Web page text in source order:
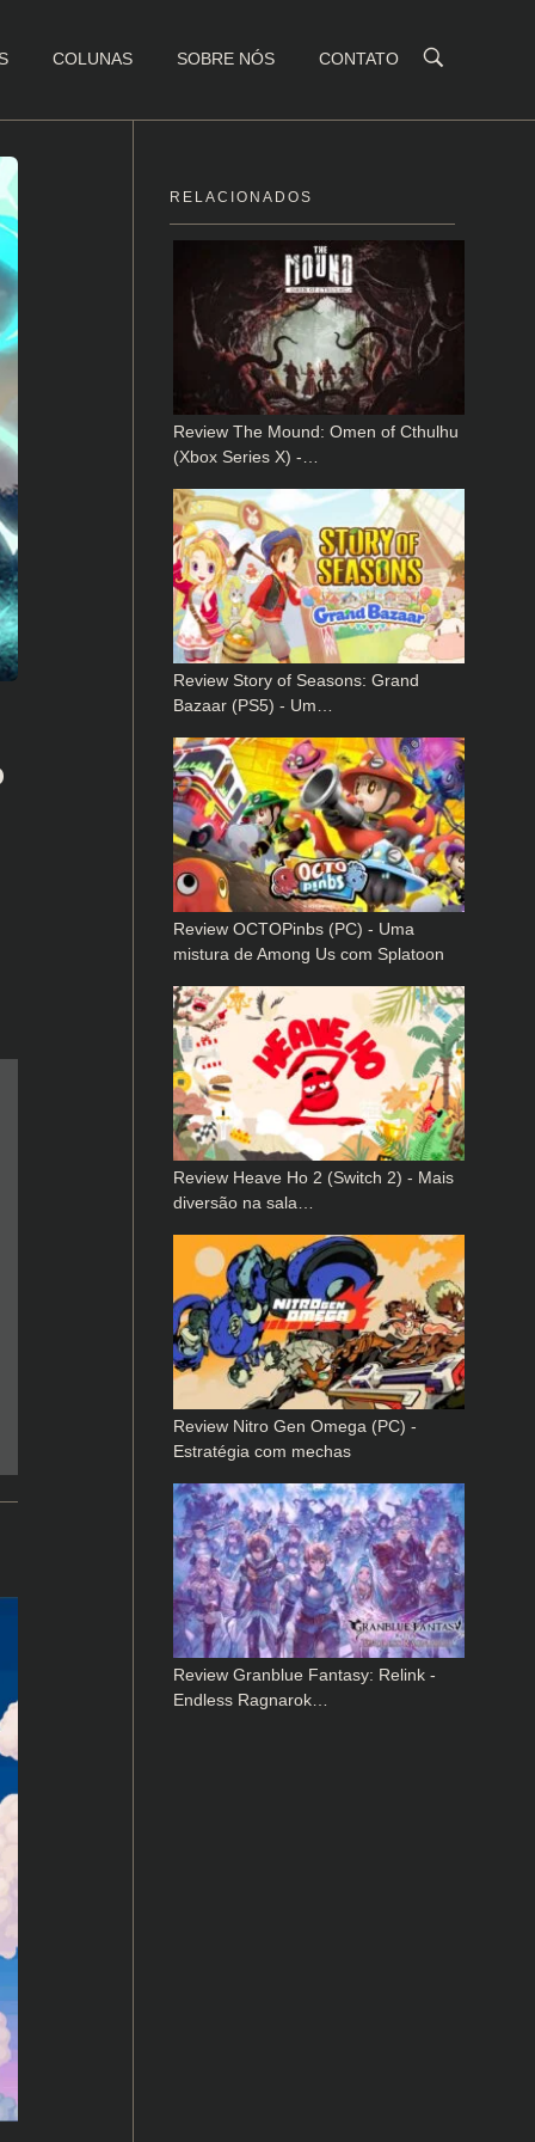
COLUNAS SOBRE NÓS CONTATO
RELACIONADOS
Review The Mound: Omen of Cthulhu
(Xbox Series X) -…
Review Story of Seasons: Grand
Bazaar (PS5) - Um…
Review OCTOPinbs (PC) - Uma
mistura de Among Us com Splatoon
Review Heave Ho 2 (Switch 2) - Mais
diversão na sala…
Review Nitro Gen Omega (PC) -
Estratégia com mechas
Review Granblue Fantasy: Relink -
Endless Ragnarok…